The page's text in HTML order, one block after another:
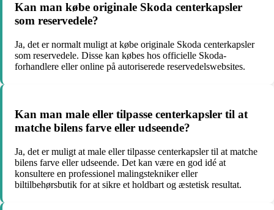
Kan man købe originale Skoda centerkapsler
som reservedele?
Ja, det er normalt muligt at købe originale Skoda centerkapsler
som reservedele. Disse kan købes hos officielle Skoda-
forhandlere eller online på autoriserede reservedelswebsites.
Kan man male eller tilpasse centerkapsler til at
matche bilens farve eller udseende?
Ja, det er muligt at male eller tilpasse centerkapsler til at matche
bilens farve eller udseende. Det kan være en god idé at
konsultere en professionel malingstekniker eller
biltilbehørsbutik for at sikre et holdbart og æstetisk resultat.